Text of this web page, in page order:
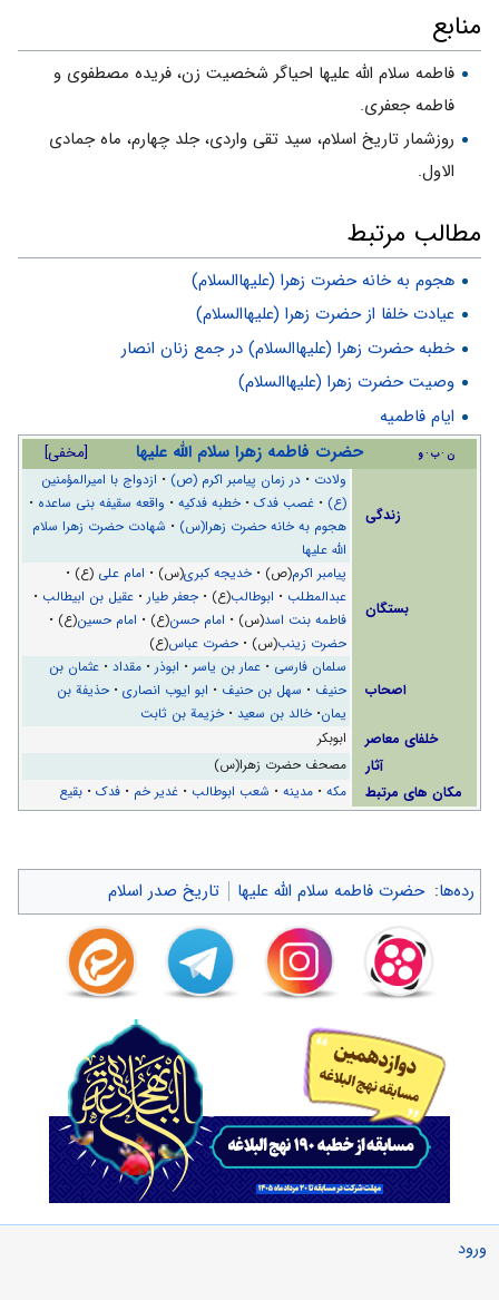
منابع
فاطمه سلام الله علیها احیاگر شخصیت زن، فریده مصطفوى و
فاطمه جعفرى.
روزشمار تاریخ اسلام، سید تقى واردى، جلد چهارم، ماه جمادی
الاول.
مطالب مرتبط
هجوم به خانه حضرت زهرا (علیهاالسلام)
عیادت خلفا از حضرت زهرا (علیهاالسلام)
خطبه حضرت زهرا (علیهاالسلام) در جمع زنان انصار
وصیت حضرت زهرا (علیهاالسلام)
ایام فاطمیه
[مخفی] ن ب و حضرت فاطمه زهرا سلام الله علیها
زندگی
ولادت • در زمان پیامبر اکرم (ص) • ازدواج با امیرالمؤمنین
(ع) • غصب فدک• خطبه فدکیه• واقعه سقیفه بنی ساعده •
هجوم به خانه حضرت زهرا(س) • شهادت حضرت زهرا سلام
الله علیها
بستگان
پیامبر اکرم(ص) • خدیجه کبری(س) • امام علی (ع) •
عبدالمطلب • ابوطالب(ع) • جعفر طیار• عقیل بن ابیطالب •
فاطمه بنت اسد(س) • امام حسن(ع) • امام حسین(ع) •
حضرت زینب(س) • حضرت عباس(ع)
اصحاب
سلمان فارسی • عمار بن یاسر • ابوذر• مقداد• عثمان بن
حنیف • سهل بن حنیف • ابو ایوب انصاری • حذیفة بن
یمان• خالد بن سعيد • خزیمة بن ثابت
خلفای معاصر ابوبکر
آثار مصحف حضرت زهرا(س)
مکان های مرتبط مکه• مدینه• شعب ابوطالب • غدیر خم • فدک• بقیع
رده‌ها: حضرت فاطمه سلام الله علیها تاریخ صدر اسلام
ورود